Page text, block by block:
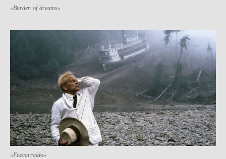
«Burden of dreams»
«Fitzcarraldo»